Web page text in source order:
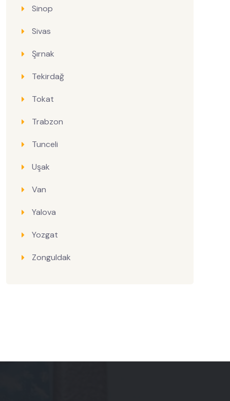
Sinop
Sivas
Şırnak
Tekirdağ
Tokat
Trabzon
Tunceli
Uşak
Van
Yalova
Yozgat
Zonguldak